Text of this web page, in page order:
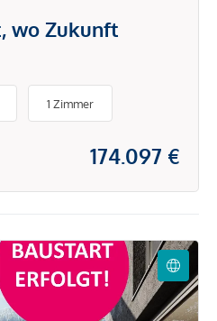
wo Zukunft
1 Zimmer
174.097 €